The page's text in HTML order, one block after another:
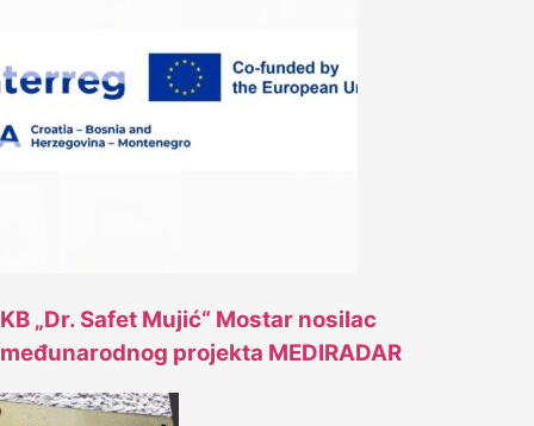
KB „Dr. Safet Mujić“ Mostar nosilac
međunarodnog projekta MEDIRADAR